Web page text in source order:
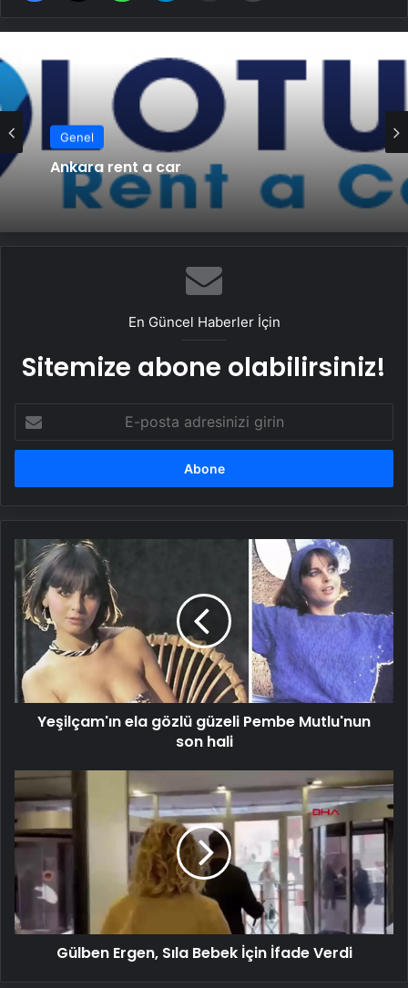
Genel
Ankara rent a car
En Güncel Haberler İçin
Sitemize abone olabilirsiniz!
posta
adresinizi
Yeşilçam'ın
ela
gözlü
güzeli
Pembe
Mutlu'nun
son
hali
Yeşilçam'ın ela gözlü güzeli Pembe Mutlu'nun
son hali
Gülben
Ergen,
Sıla
Bebek
İfade
Verdi
Gülben Ergen, Sıla Bebek İçin İfade Verdi